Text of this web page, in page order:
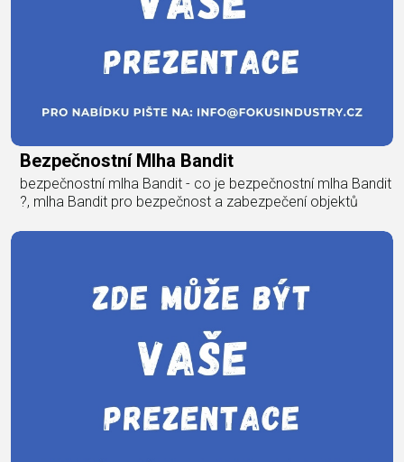
Bezpečnostní Mlha Bandit
bezpečnostní mlha Bandit - co je bezpečnostní mlha Bandit
?, mlha Bandit pro bezpečnost a zabezpečení objektů